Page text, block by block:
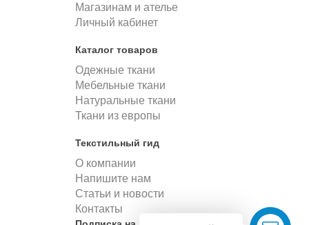
Магазинам и ателье
Личный кабинет
Каталог товаров
Одежные ткани
Мебельные ткани
Натуральные ткани
Ткани из европы
Текстильный гид
О компании
Напишите нам
Статьи и новости
Контакты